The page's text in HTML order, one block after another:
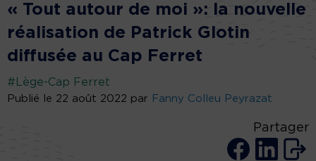
« Tout autour de moi »: la nouvelle
réalisation de Patrick Glotin
diffusée au Cap Ferret
#Lège-Cap Ferret
Publié le 22 août 2022 par Fanny Colleu Peyrazat
Partager